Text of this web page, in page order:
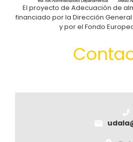
El proyecto de Adecuación de
financiado por la Dirección
y por el Fondo